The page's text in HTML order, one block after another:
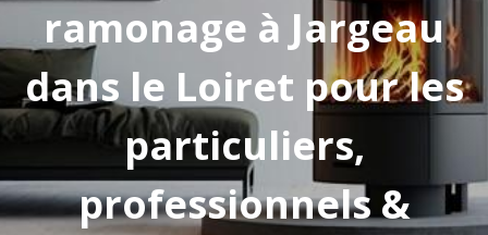
ramonage à Jargeau
dans le Loiret pour les
particuliers,
professionnels &